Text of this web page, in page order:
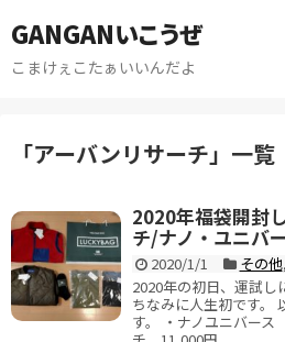
GANGANいこうぜ
こまけぇこたぁいいんだよ
「アーバンリサーチ」 一覧
2020年福袋開封
チ/ナノ・ユニバ
2020/1/1 その他,
2020年の初日、運試し
ちなみに人生初です。
す。 ・ナノユニバー